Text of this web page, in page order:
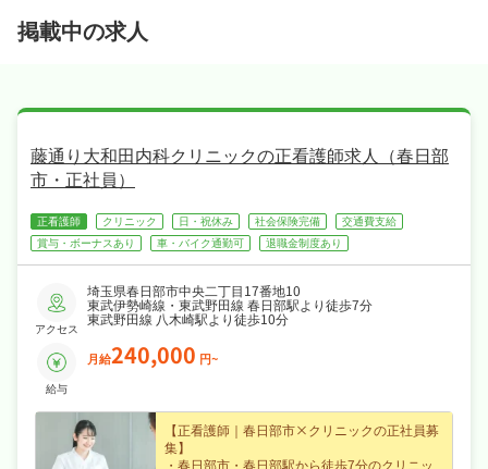
掲載中の求人
藤通り大和田内科クリニックの正看護師求人（春日部
市・正社員）
正看護師 クリニック 日・祝休み 社会保険完備
交通費支給
賞与・ボーナスあり
車・バイク通勤可 退職金制度あり
アクセス
埼玉県春日部市中央二丁目17番地10
東武伊勢崎線・東武野田線 春日部駅より徒歩7分
東武野田線 八木崎駅より徒歩10分
給与
月給240,000 円~
【正看護師｜春日部市×クリニックの正社員募
集】
・春日部市・春日部駅から徒歩7分のクリニッ